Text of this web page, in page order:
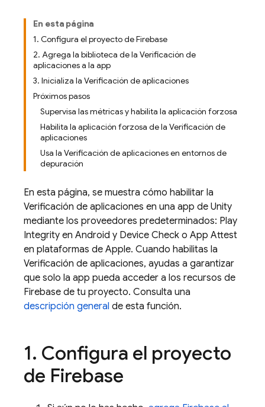
En esta página
1. Configura el proyecto de Firebase
2. Agrega la biblioteca de la Verificación de
aplicaciones a la app
3. Inicializa la Verificación de aplicaciones
Próximos pasos
Supervisa las métricas y habilita la aplicación forzosa
Habilita la aplicación forzosa de la Verificación de
aplicaciones
Usa la Verificación de aplicaciones en entornos de
depuración
En esta página, se muestra cómo habilitar la
Verificación de aplicaciones en una app de Unity
mediante los proveedores predeterminados: Play
Integrity en Android y Device Check o App Attest
en plataformas de Apple. Cuando habilitas la
Verificación de aplicaciones, ayudas a garantizar
que solo la app pueda acceder a los recursos de
Firebase de tu proyecto. Consulta una
descripción general de esta función.
1. Configura el proyecto
de Firebase